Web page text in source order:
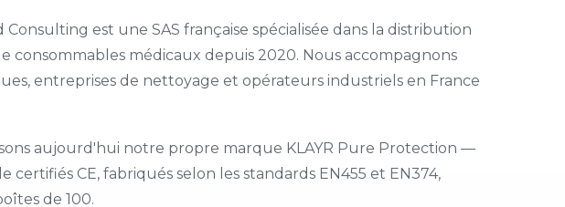
Consulting est une SAS française spécialisée dans la distribution
consommables médicaux depuis 2020. Nous accompagnons
entreprises de nettoyage et opérateurs industriels en France
aujourd'hui notre propre marque KLAYR Pure Protection —
certifiés CE, fabriqués selon les standards EN455 et EN374,
de 100.